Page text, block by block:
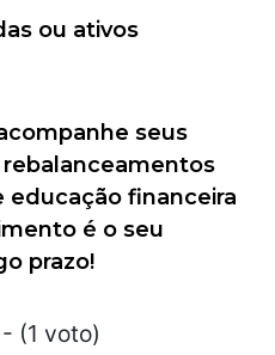
ou ativos
seus
educação financeira
é o seu
prazo!
(1 voto)